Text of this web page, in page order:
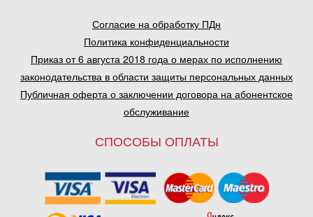
Согласие на обработку ПДн
Политика конфиденциальности
Приказ от 6 августа 2018 года о мерах по исполнению
законодательства в области защиты персональных данных
Публичная оферта о заключении договора на абонентское
обслуживание
СПОСОБЫ ОПЛАТЫ